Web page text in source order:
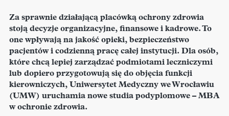
Za sprawnie działającą placówką ochrony zdrowia
stoją decyzje organizacyjne, finansowe i kadrowe. To
one wpływają na jakość opieki, bezpieczeństwo
pacjentów i codzienną pracę całej instytucji. Dla osób,
które chcą lepiej zarządzać podmiotami leczniczymi
lub dopiero przygotowują się do objęcia funkcji
kierowniczych, Uniwersytet Medyczny we Wrocławiu
(UMW) uruchamia nowe studia podyplomowe – MBA
w ochronie zdrowia.